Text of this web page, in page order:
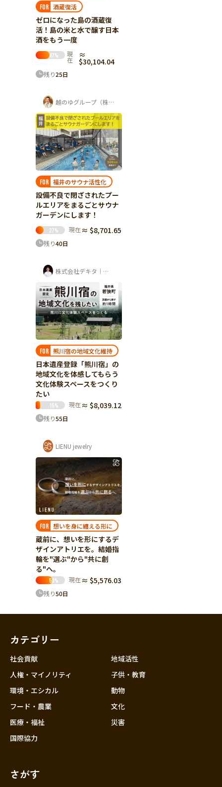
FOR 酒蔵復活
ゼロになった島の酒蔵復
活！島の米と水で醸す日本
酒をもう一度
47% 現
在
≈
$30,104.04
残り25日
越のゆグループ（株式会社ユー企画）
FOR 福井のサウナ活性化
設備不良で閉ざされたプー
ルエリアをまるごとサウナ
ガーデンにします！
27% 現在 ≈ $8,701.65
残り40日
株式会社デキタ｜時岡壮太（山座熊川・八百...
FOR 熊川宿の地域文化維持
日本遺産登録「熊川宿」の
地域文化を体感してもらう
文化体験スペースをつくり
たい
15% 現在 ≈ $8,039.12
残り55日
LIENU jewelry
FOR 想いを身に纏える形に
蔵前に、想いを形にするデ
ザインアトリエを。結婚指
輪を"選ぶ"から"共に創
る"へ。
58% 現在 ≈ $5,576.03
残り50日
カテゴリー
社会貢献
人権・マイノリティ
環境・エシカル
フード・農業
医療・福祉
国際協力
地域活性
子供・教育
動物
文化
災害
さがす